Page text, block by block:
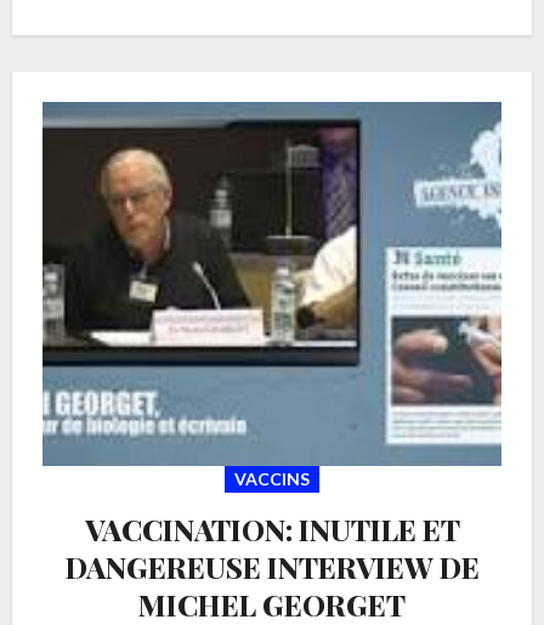
VACCINS
VACCINATION: INUTILE ET
DANGEREUSE INTERVIEW DE
MICHEL GEORGET